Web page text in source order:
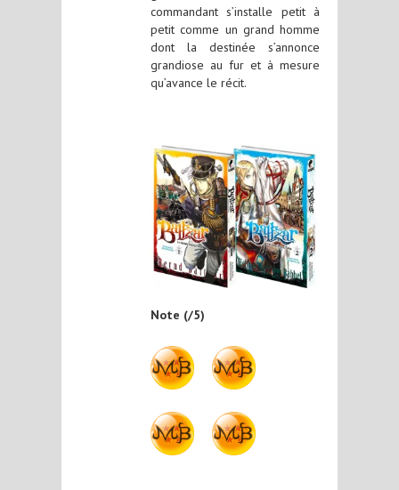
commandant s’installe petit à
petit comme un grand homme
dont la destinée s’annonce
grandiose au fur et à mesure
qu’avance le récit.
Note (/5)